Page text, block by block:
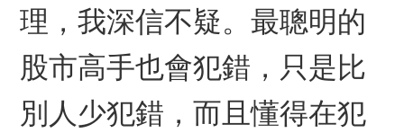
理，我深信不疑。最聰明的
股市高手也會犯錯，只是比
別人少犯錯，而且懂得在犯